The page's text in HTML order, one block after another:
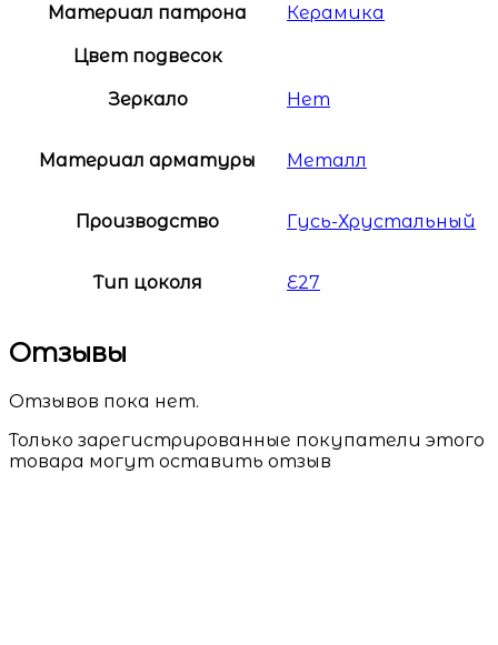
Материал патрона Керамика
Цвет подвесок
Зеркало Нет
Материал арматуры Металл
Производство Гусь-Хрустальный
Тип цоколя E27
Отзывы
Отзывов пока нет.
Только зарегистрированные покупатели этого
товара могут оставить отзыв